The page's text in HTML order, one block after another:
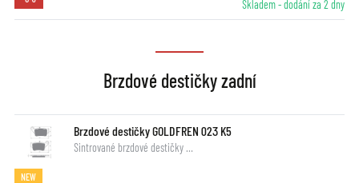
Skladem - dodání za 2 dny
Brzdové destičky zadní
Brzdové destičky GOLDFREN 023 K5
Sintrované brzdové destičky …
NEW